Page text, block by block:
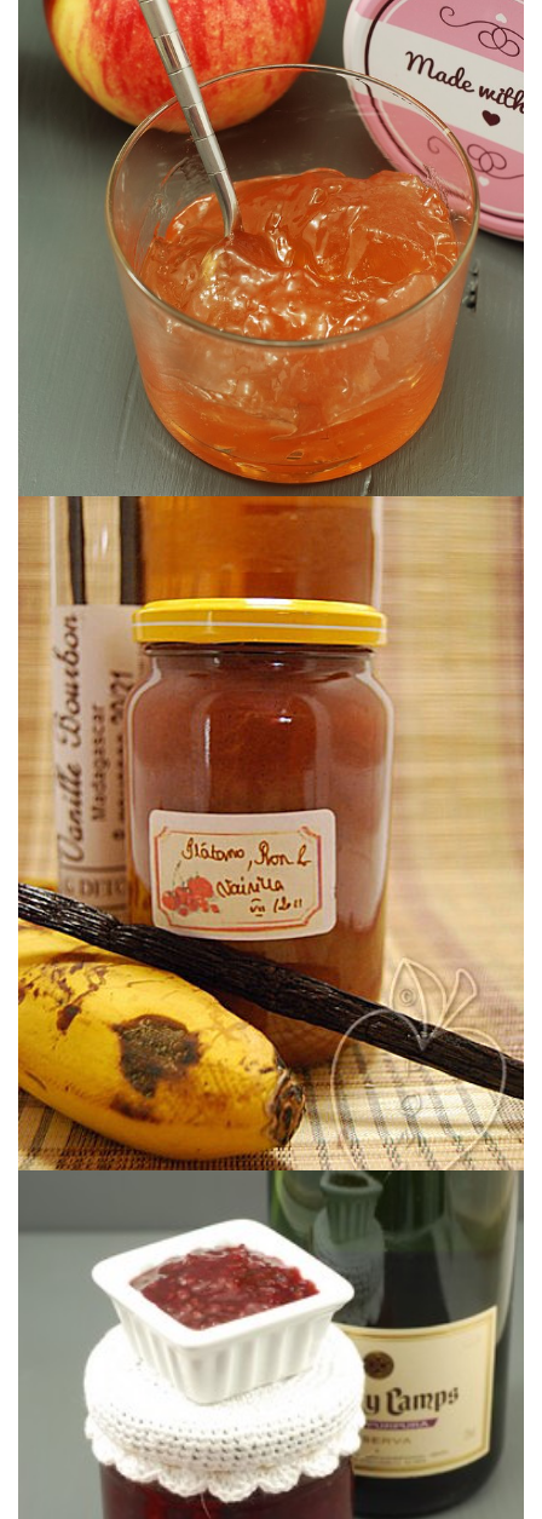
JALEA DE PIELES & CORAZONES DE
MANZANA CON CALVADOS
#Aquínosetiranada
#Aquínosetiranada
MERMELADA DE PLÁTANO, RON &
VAINILLA
Una mermelada super golosa con la maravillosa combinación del ron
Una combinación perfecta ;o)